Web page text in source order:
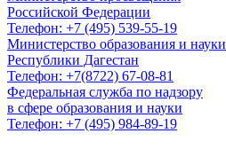
Российской Федерации
Телефон: +7 (495) 539-55-19
Министерство образования и науки
Республики Дагестан
Телефон: +7(8722) 67-08-81
Федеральная служба по надзору
в сфере образования и науки
Телефон: +7 (495) 984-89-19